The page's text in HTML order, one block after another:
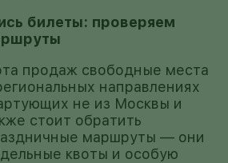
билеты: проверяем
продаж свободные места
направлениях
не из Москвы и
стоит обратить
маршруты — они
квоты и особую